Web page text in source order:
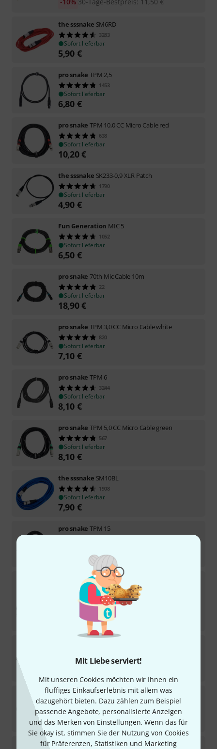
Mit Liebe serviert!
Mit unseren Cookies möchten wir Ihnen ein
fluffiges Einkaufserlebnis mit allem was
dazugehört bieten. Dazu zählen zum Beispiel
passende Angebote, personalisierte Anzeigen
und das Merken von Einstellungen. Wenn das für
Sie okay ist, stimmen Sie der Nutzung von Cookies
für Präferenzen, Statistiken und Marketing
the sssnake SM6RD
3283
Sofort lieferbar
5,90 €
pro snake TPM 2,5
1453
Sofort lieferbar
6,80 €
pro snake TPM 10,0 CC Micro Cable red
638
Sofort lieferbar
10,20€
the sssnake SK233-0,9 XLR Patch
1790
Sofort lieferbar
4,90 €
Fun Generation MIC 5
1052
Sofort lieferbar
6,50 €
pro snake 70th Mic Cable 10m
22
Sofort lieferbar
18,90€
pro snake TPM 3,0 CC Micro Cable white
820
Sofort lieferbar
7,10 €
pro snake TPM 6
3244
Sofort lieferbar
8,10 €
pro snake TPM 5,0 CC Micro Cable green
567
Sofort lieferbar
8,10 €
the sssnake SM10BL
1908
Sofort lieferbar
7,90 €
pro snake TPM 15
CTM 1,5 FM-BK
219
Sofort lieferbar
€
UVP:21,18 €
Sofort lieferbar
pro snake XLR Cable 50m
109
Sofort lieferbar
44 €
CordialCCM 10 FM